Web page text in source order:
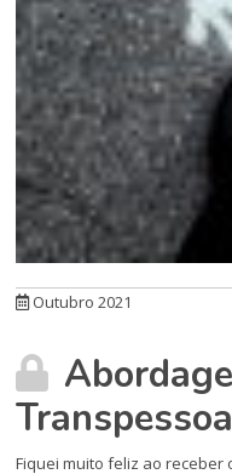
Outubro 2021
Fiquei muito feliz ao receber